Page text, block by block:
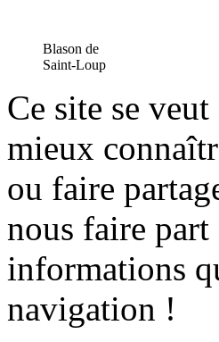
Blason de
Saint-Loup
Ce site se
mieux
ou faire
nous faire part
informations
navigation !